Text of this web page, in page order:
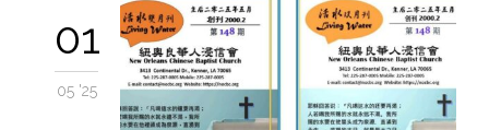
01
05 '25